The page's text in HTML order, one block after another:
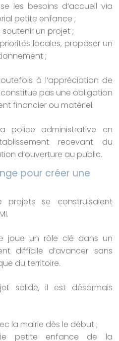
les besoins d’accueil via
petite enfance ;
un projet ;
locales, proposer un
;
à l’appréciation de
pas une obligation
financier ou matériel.
police administrative en
recevant du
d’ouverture au public.
pour créer une
projets se construisaient
joue un rôle clé dans un
difficile d’avancer sans
du territoire.
solide, il est désormais
la mairie dès le début ;
petite enfance de la